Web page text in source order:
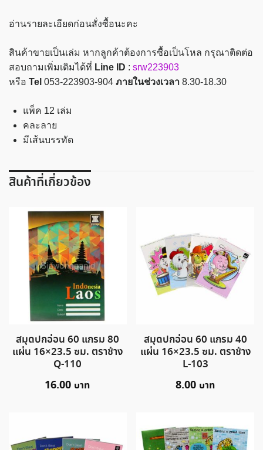
50
16×23.5
ซม.
note
NH60-
1008
Warmingh
ชิ้น
อ่านรายละเอียดก่อนสั่งซื้อนะคะ
สินค้าขายเป็นเล่ม หากลูกค้าต้องการซื้อเป็นโหล กรุณาติดต่อ
สอบถามเพิ่มเติมได้ที่ Line ID : srw223903
หรือ Tel 053-223903-904 ภายในช่วงเวลา 8.30-18.30
แพ็ค 12 เล่ม
คละลาย
มีเส้นบรรทัด
สินค้าที่เกี่ยวข้อง
สมุดปกอ่อน 60 แกรม 80
แผ่น 16×23.5 ซม. ตราช้าง
Q-110
16.00
สมุดปกอ่อน 60 แกรม 40
แผ่น 16×23.5 ซม. ตราช้าง
L-103
8.00